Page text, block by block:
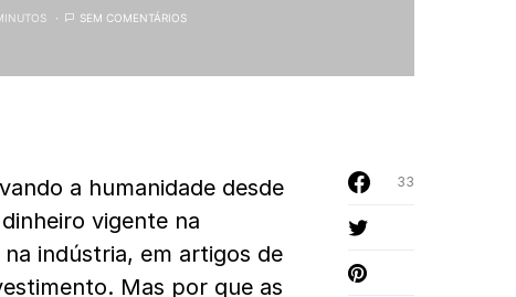
SEM COMENTÁRIOS
33
a humanidade desde
vigente na
indústria, em artigos de
Mas por que as